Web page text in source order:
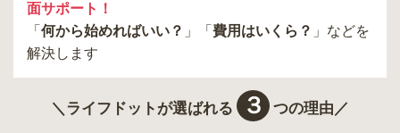
面サポート！
「 何から始めればいい？ 」「 費用はいくら？ 」などを
解決します
＼ライフドットが選ばれる ３ つの理由／